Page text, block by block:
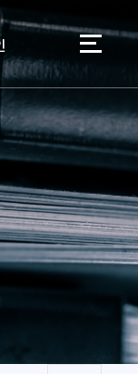
이용자